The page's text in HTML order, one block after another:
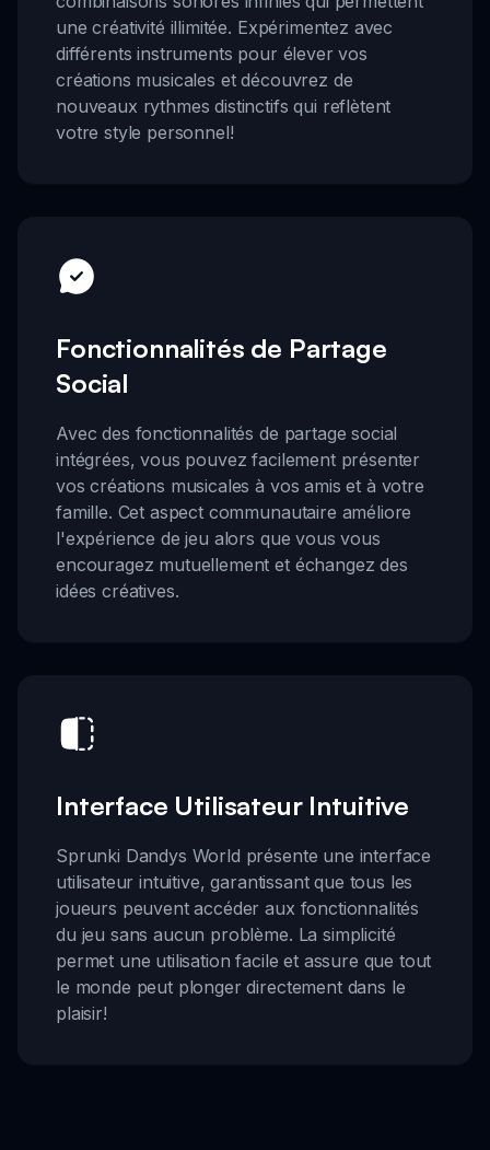
une créativité illimitée. Expérimentez avec
différents instruments pour élever vos
créations musicales et découvrez de
nouveaux rythmes distinctifs qui reflètent
votre style personnel!
Fonctionnalités de Partage
Social
Avec des fonctionnalités de partage social
intégrées, vous pouvez facilement présenter
vos créations musicales à vos amis et à votre
famille. Cet aspect communautaire améliore
l'expérience de jeu alors que vous vous
encouragez mutuellement et échangez des
idées créatives.
Interface Utilisateur Intuitive
Sprunki Dandys World présente une interface
utilisateur intuitive, garantissant que tous les
joueurs peuvent accéder aux fonctionnalités
du jeu sans aucun problème. La simplicité
permet une utilisation facile et assure que tout
le monde peut plonger directement dans le
plaisir!